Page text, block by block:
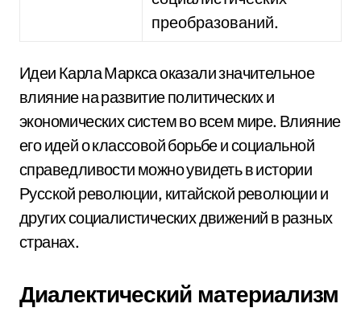
преобразований.
Идеи Карла Маркса оказали значительное
влияние на развитие политических и
экономических систем во всем мире. Влияние
его идей о классовой борьбе и социальной
справедливости можно увидеть в истории
Русской революции, китайской революции и
других социалистических движений в разных
странах.
Диалектический материализм